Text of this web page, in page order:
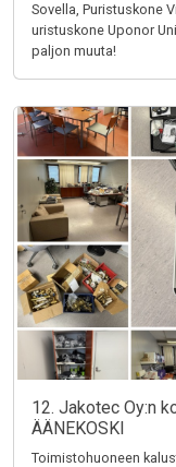
Sovella, Puristuskone
uristuskone Uponor
paljon muuta!
12. Jakotec Oy:n
ÄÄNEKOSKI
Toimistohuoneen